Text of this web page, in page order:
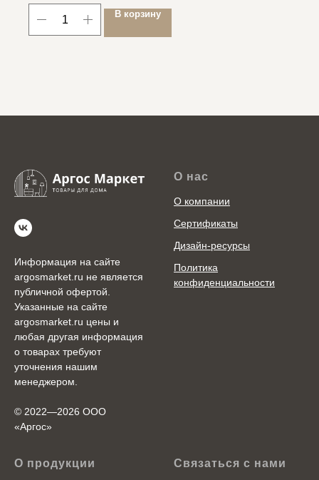
В корзину
Информация на сайте
argosmarket.ru не является
публичной офертой.
Указанные на сайте
argosmarket.ru цены и
любая другая информация
о товарах требуют
уточнения нашим
менеджером.
© 2022—2026 ООО
«Аргоc»
О нас
О компании
Сертификаты
Дизайн-ресурсы
Политика
конфиденциальности
О продукции Связаться с нами